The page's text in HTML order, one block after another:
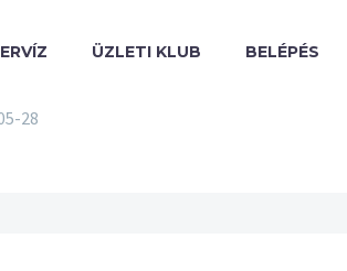
ÜZLETI KLUB BELÉPÉS
28